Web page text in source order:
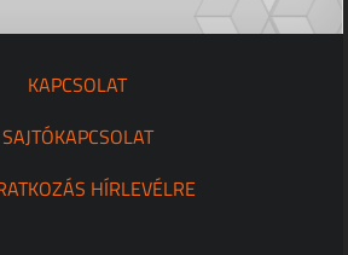
KAPCSOLAT
SAJTÓKAPCSOLAT
HÍRLEVÉLRE